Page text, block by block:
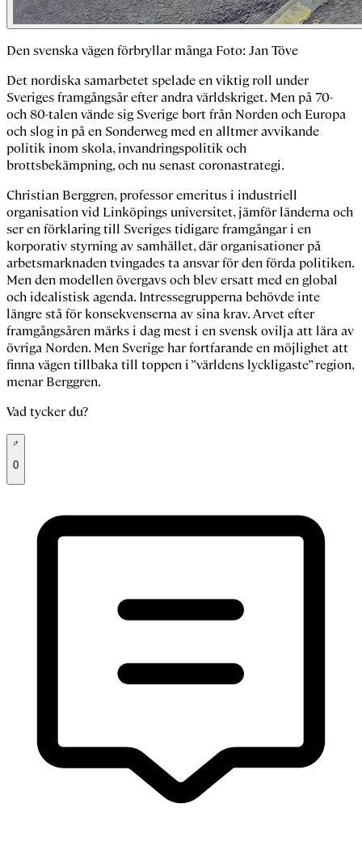
Den svenska vägen förbryllar många Foto: Jan Töve
Det nordiska samarbetet spelade en viktig roll under
Sveriges framgångsår efter andra världskriget. Men på 70-
och 80-talen vände sig Sverige bort från Norden och Europa
och slog in på en Sonderwegmed en alltmer avvikande
politikinom skola, invandringspolitik och
brottsbekämpning, och nu senast coronastrategi.
Christian Berggren, professor emeritus i industriell
organisation vid Linköpings universitet, jämför länderna och
ser en förklaring till Sveriges tidigare framgångar i en
korporativ styrning av samhället, där organisationer på
arbetsmarknaden tvingades ta ansvar för den förda politiken.
Men den modellen övergavs och blev ersatt med en global
och idealistisk agenda. Intressegrupperna behövde inte
längre stå för konsekvenserna av sina krav. Arvet efter
framgångsåren märks i dag mest i en svensk ovilja att läraav
övriga Norden. Men Sverige har fortfarande en möjlighet att
finna vägen tillbaka till toppen i”världens lyckligaste” region,
menar Berggren.
Vad tycker du?
0